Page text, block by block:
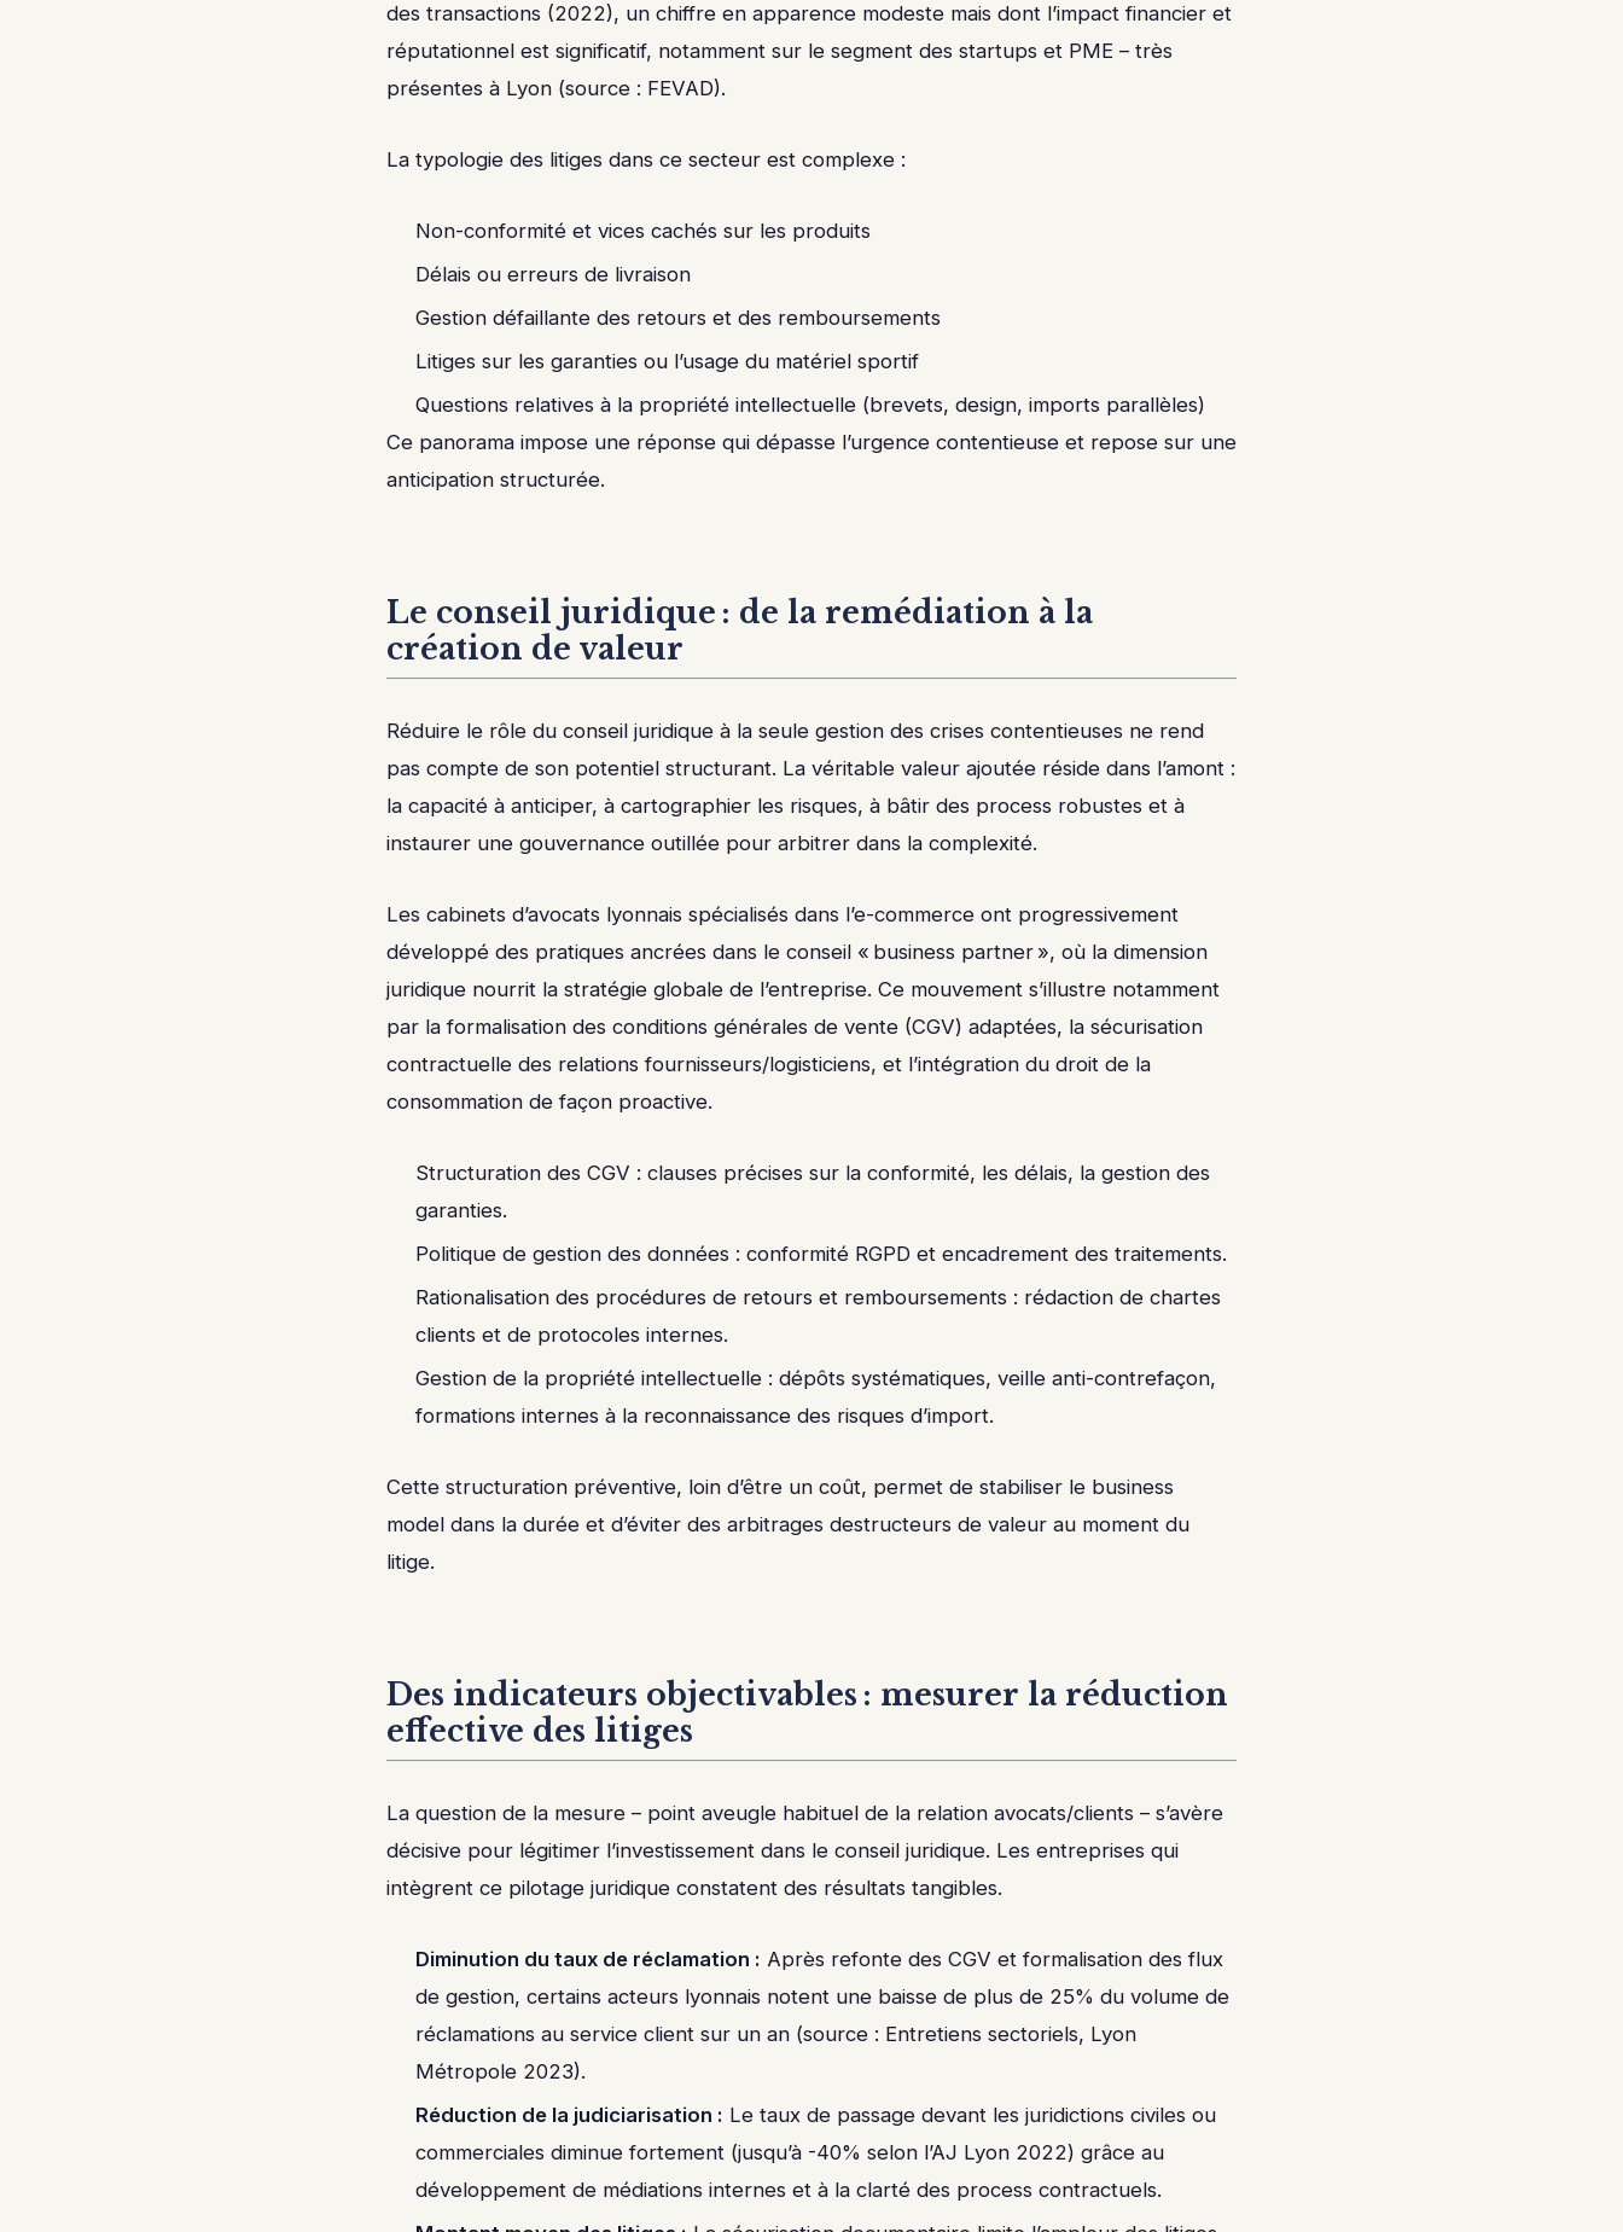
des transactions (2022), un chiffre en apparence modeste mais dont l’impact financier et
réputationnel est significatif, notamment sur le segment des startups et PME – très
présentes à Lyon (source : FEVAD).
La typologie des litiges dans ce secteur est complexe :
Non-conformité et vices cachés sur les produits
Délais ou erreurs de livraison
Gestion défaillante des retours et des remboursements
Litiges sur les garanties ou l’usage du matériel sportif
Questions relatives à la propriété intellectuelle (brevets, design, imports parallèles)
Ce panorama impose une réponse qui dépasse l’urgence contentieuse et repose sur une
anticipation structurée.
Le conseil juridique : de la remédiation à la
création de valeur
Réduire le rôle du conseil juridique à la seule gestion des crises contentieuses ne rend
pas compte de son potentiel structurant. La véritable valeur ajoutée réside dans l’amont :
la capacité à anticiper, à cartographier les risques, à bâtir des process robustes et à
instaurer une gouvernance outillée pour arbitrer dans la complexité.
Les cabinets d’avocats lyonnais spécialisés dans l’e-commerce ont progressivement
développé des pratiques ancrées dans le conseil « business partner », où la dimension
juridique nourrit la stratégie globale de l’entreprise. Ce mouvement s’illustre notamment
par la formalisation des conditions générales de vente (CGV) adaptées, la sécurisation
contractuelle des relations fournisseurs/logisticiens, et l’intégration du droit de la
consommation de façon proactive.
Structuration des CGV : clauses précises sur la conformité, les délais, la gestion des
garanties.
Politique de gestion des données : conformité RGPD et encadrement des traitements.
Rationalisation des procédures de retours et remboursements : rédaction de chartes
clients et de protocoles internes.
Gestion de la propriété intellectuelle : dépôts systématiques, veille anti-contrefaçon,
formations internes à la reconnaissance des risques d’import.
Cette structuration préventive, loin d’être un coût, permet de stabiliser le business
model dans la durée et d’éviter des arbitrages destructeurs de valeur au moment du
litige.
Des indicateurs objectivables : mesurer la réduction
effective des litiges
La question de la mesure – point aveugle habituel de la relation avocats/clients – s’avère
décisive pour légitimer l’investissement dans le conseil juridique. Les entreprises qui
intègrent ce pilotage juridique constatent des résultats tangibles.
Diminution du taux de réclamation : Après refonte des CGV et formalisation des flux
de gestion, certains acteurs lyonnais notent une baisse de plus de 25% du volume de
réclamations au service client sur un an (source : Entretiens sectoriels, Lyon
Métropole 2023).
Réduction de la judiciarisation : Le taux de passage devant les juridictions civiles ou
commerciales diminue fortement (jusqu’à -40% selon l’AJ Lyon 2022) grâce au
développement de médiations internes et à la clarté des process contractuels.